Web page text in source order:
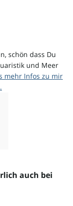
schön dass Du
und Meer
mehr Infos zu mir
auch bei